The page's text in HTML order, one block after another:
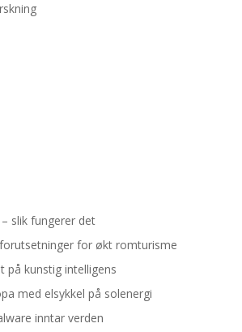
slik fungerer det
for økt romturisme
på kunstig intelligens
med elsykkel på solenergi
inntar verden